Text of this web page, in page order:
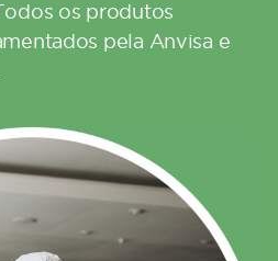
os produtos
pela Anvisa e